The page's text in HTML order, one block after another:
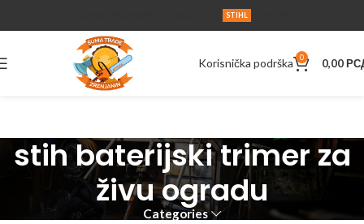
STIHL
Korisnička podrška 0 0,00
stih baterijski trimer za
živu ogradu
Categories